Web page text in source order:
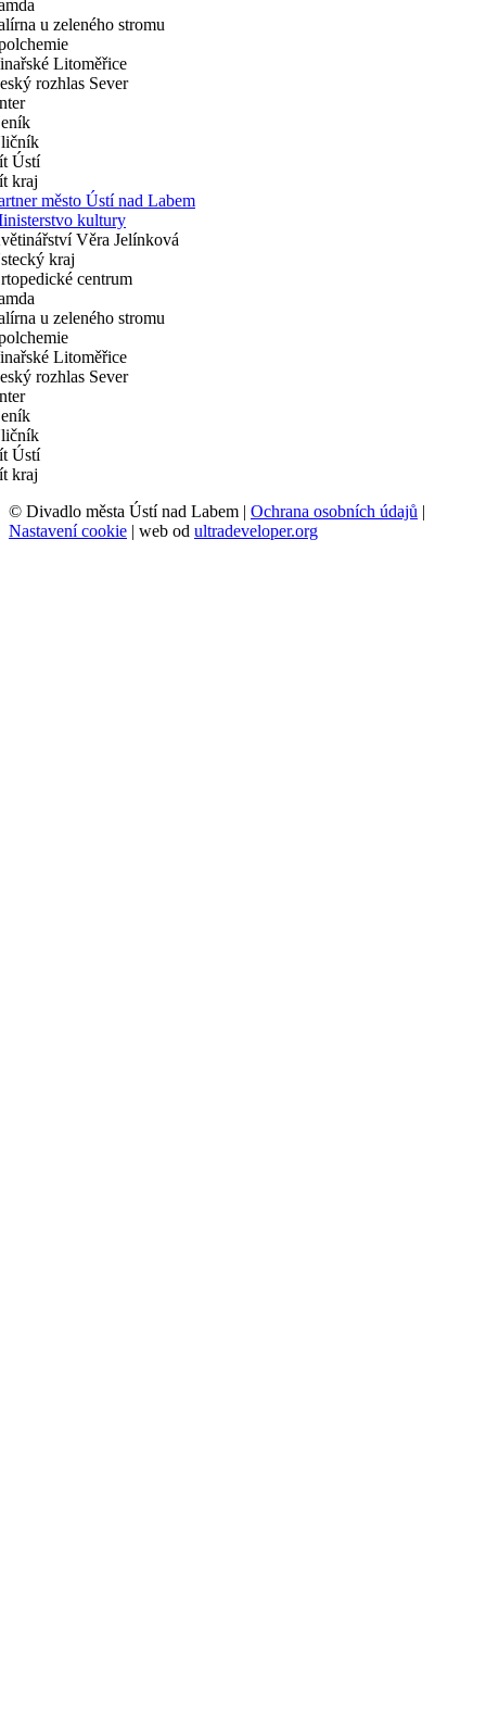
© Divadlo města Ústí nad Labem | Ochrana osobních údajů |
Nastavení cookie | web od ultradeveloper.org